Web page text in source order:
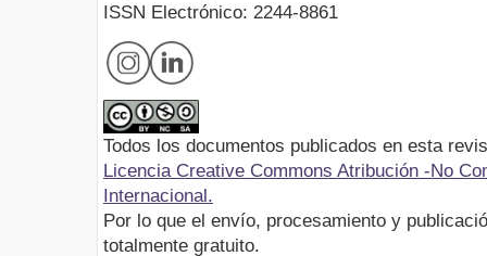
ISSN Electrónico: 2244-8861
Todos los documentos publicados en esta
Licencia Creative Commons Atribución -No
Internacional.
Por lo que el envío, procesamiento y
totalmente gratuito.